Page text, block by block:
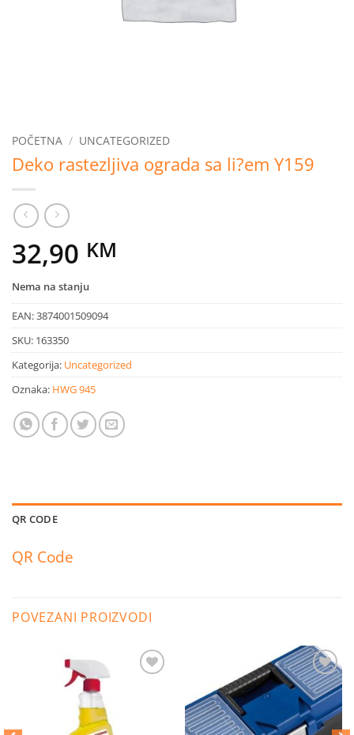
POČETNA / UNCATEGORIZED
Deko rastezljiva ograda sa li?em Y159
32,90 KM
Nema na stanju
EAN:3874001509094
SKU: 163350
Kategorija: Uncategorized
Oznaka: HWG 945
QR CODE
QR Code
POVEZANI PROIZVODI
Dodaj
na
listu
želja